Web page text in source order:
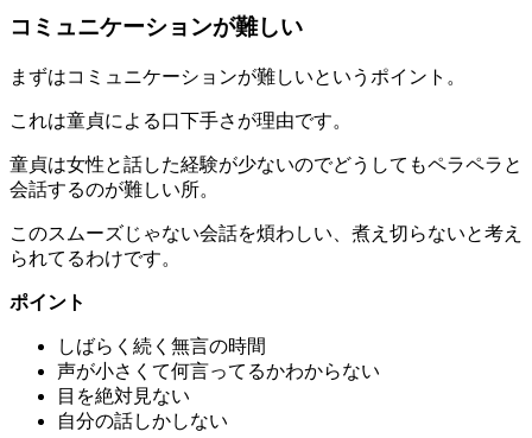
コミュニケーションが難しい
まずはコミュニケーションが難しいというポイント。
これは童貞による口下手さが理由です。
童貞は女性と話した経験が少ないのでどうしてもペラペラと
会話するのが難しい所。
このスムーズじゃない会話を煩わしい、煮え切らないと考え
られてるわけです。
ポイント
しばらく続く無言の時間
声が小さくて何言ってるかわからない
目を絶対見ない
自分の話しかしない